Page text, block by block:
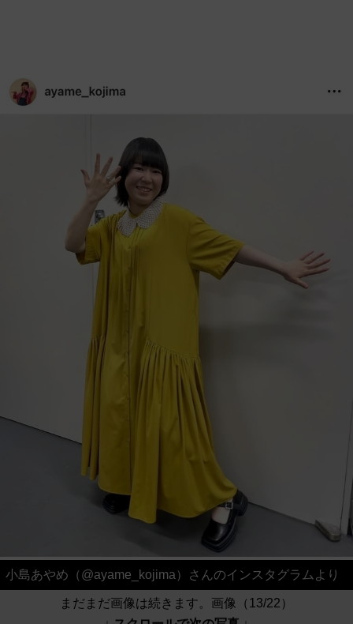
小島あやめ（@ayame_kojima）さんのインスタグラムより
まだまだ画像は続きます。画像（13/22）